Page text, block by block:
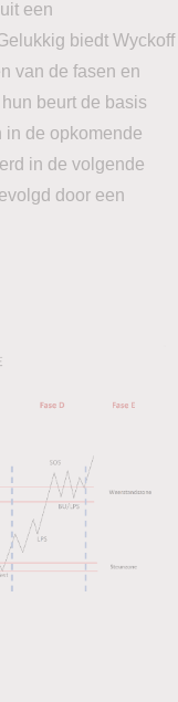
een
biedt Wyckoff
van de fasen en
beurt de basis
in de opkomende
in de volgende
door een